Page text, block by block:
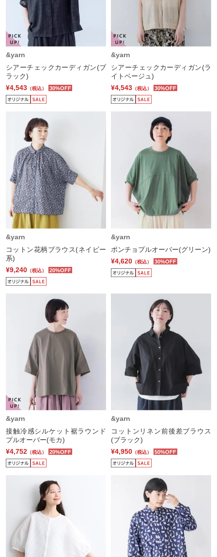
&yarn
シアーチェックカーディガン(ブ
ラック)
¥4,543 （税込） 30%OFF
&yarn
シアーチェックカーディガン(ラ
イトベージュ)
¥4,543 （税込） 30%OFF
&yarn
コットン花柄ブラウス(ネイビー
系)
¥9,240 （税込） 20%OFF
&yarn
ポンチョプルオーバー(グリーン)
¥4,620 （税込） 30%OFF
&yarn
接触冷感シルケット裾ラウンド
プルオーバー(モカ)
¥4,752 （税込） 20%OFF
&yarn
コットンリネン前後差ブラウス
(ブラック)
¥4,950 （税込） 50%OFF